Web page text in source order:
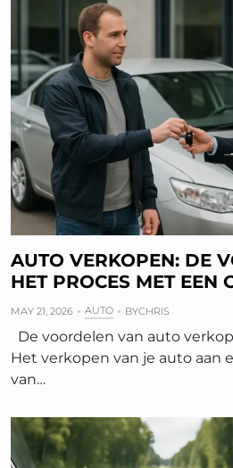
AUTO VERKOPEN: DE
HET PROCES MET EEN
MAY 21, 2026 AUTO BYCHRIS
De voordelen van auto
Het verkopen van je auto aan
van…